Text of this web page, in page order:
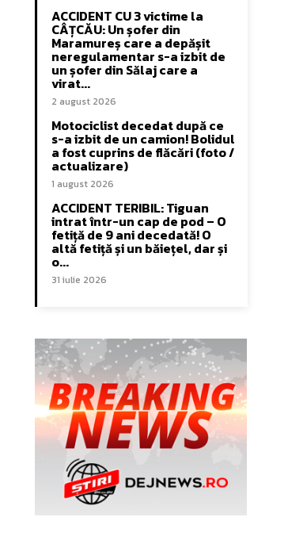
ACCIDENT CU 3 victime la
CÂȚCĂU: Un șofer din
Maramureș care a depășit
neregulamentar s-a izbit de
un șofer din Sălaj care a
virat...
2 august 2026
Motociclist decedat după ce
s-a izbit de un camion! Bolidul
a fost cuprins de flăcări (foto /
actualizare)
1 august 2026
ACCIDENT TERIBIL: Tiguan
intrat într-un cap de pod – O
fetiță de 9 ani decedată! O
altă fetiță și un băiețel, dar și
o...
31 iulie 2026